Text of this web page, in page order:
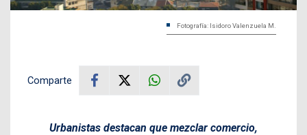
Fotografía: Isidoro Valenzuela M.
Comparte
Urbanistas destacan que mezclar comercio,